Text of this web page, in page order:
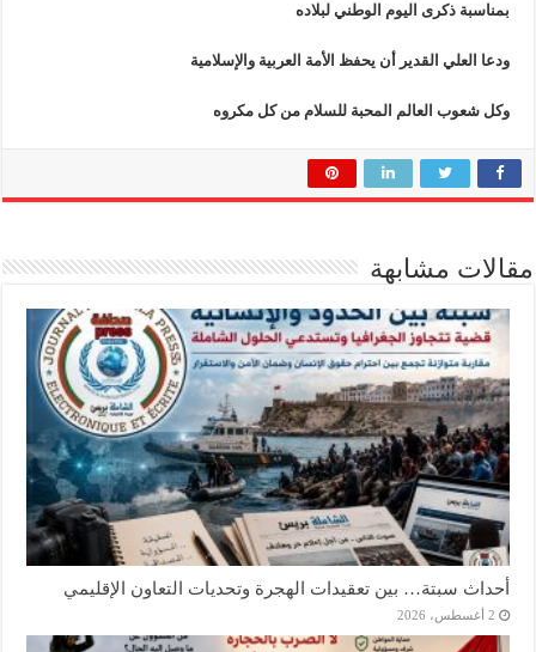
بمناسبة ذكرى اليوم الوطني لبلاده
ودعا العلي القدير أن يحفظ الأمة العربية والإسلامية
وكل شعوب العالم المحبة للسلام من كل مكروه
مقالات مشابهة
أحداث سبتة… بين تعقيدات الهجرة وتحديات التعاون الإقليمي
2 أغسطس، 2026